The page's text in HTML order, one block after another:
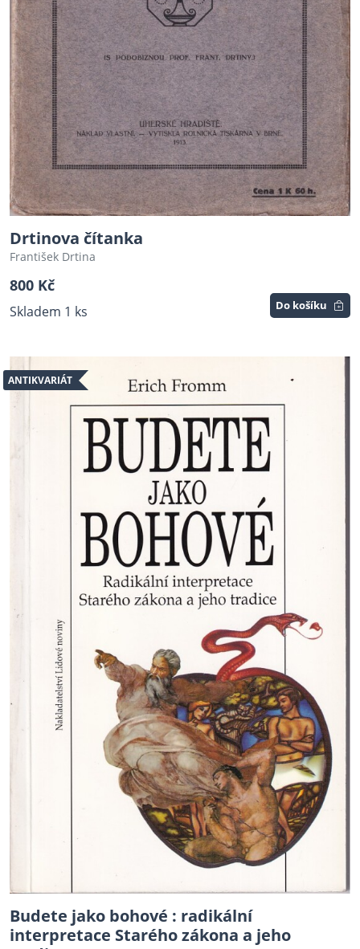
Drtinova čítanka
František Drtina
800 Kč
Skladem 1 ks Do košíku
ANTIKVARIÁT
Budete jako bohové : radikální
interpretace Starého zákona a jeho